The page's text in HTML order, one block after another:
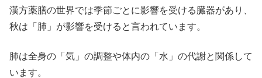
漢方薬膳の世界では季節ごとに影響を受ける臓器があり、
秋は「肺」が影響を受けると言われています。
肺は全身の「気」の調整や体内の「水」の代謝と関係して
います。